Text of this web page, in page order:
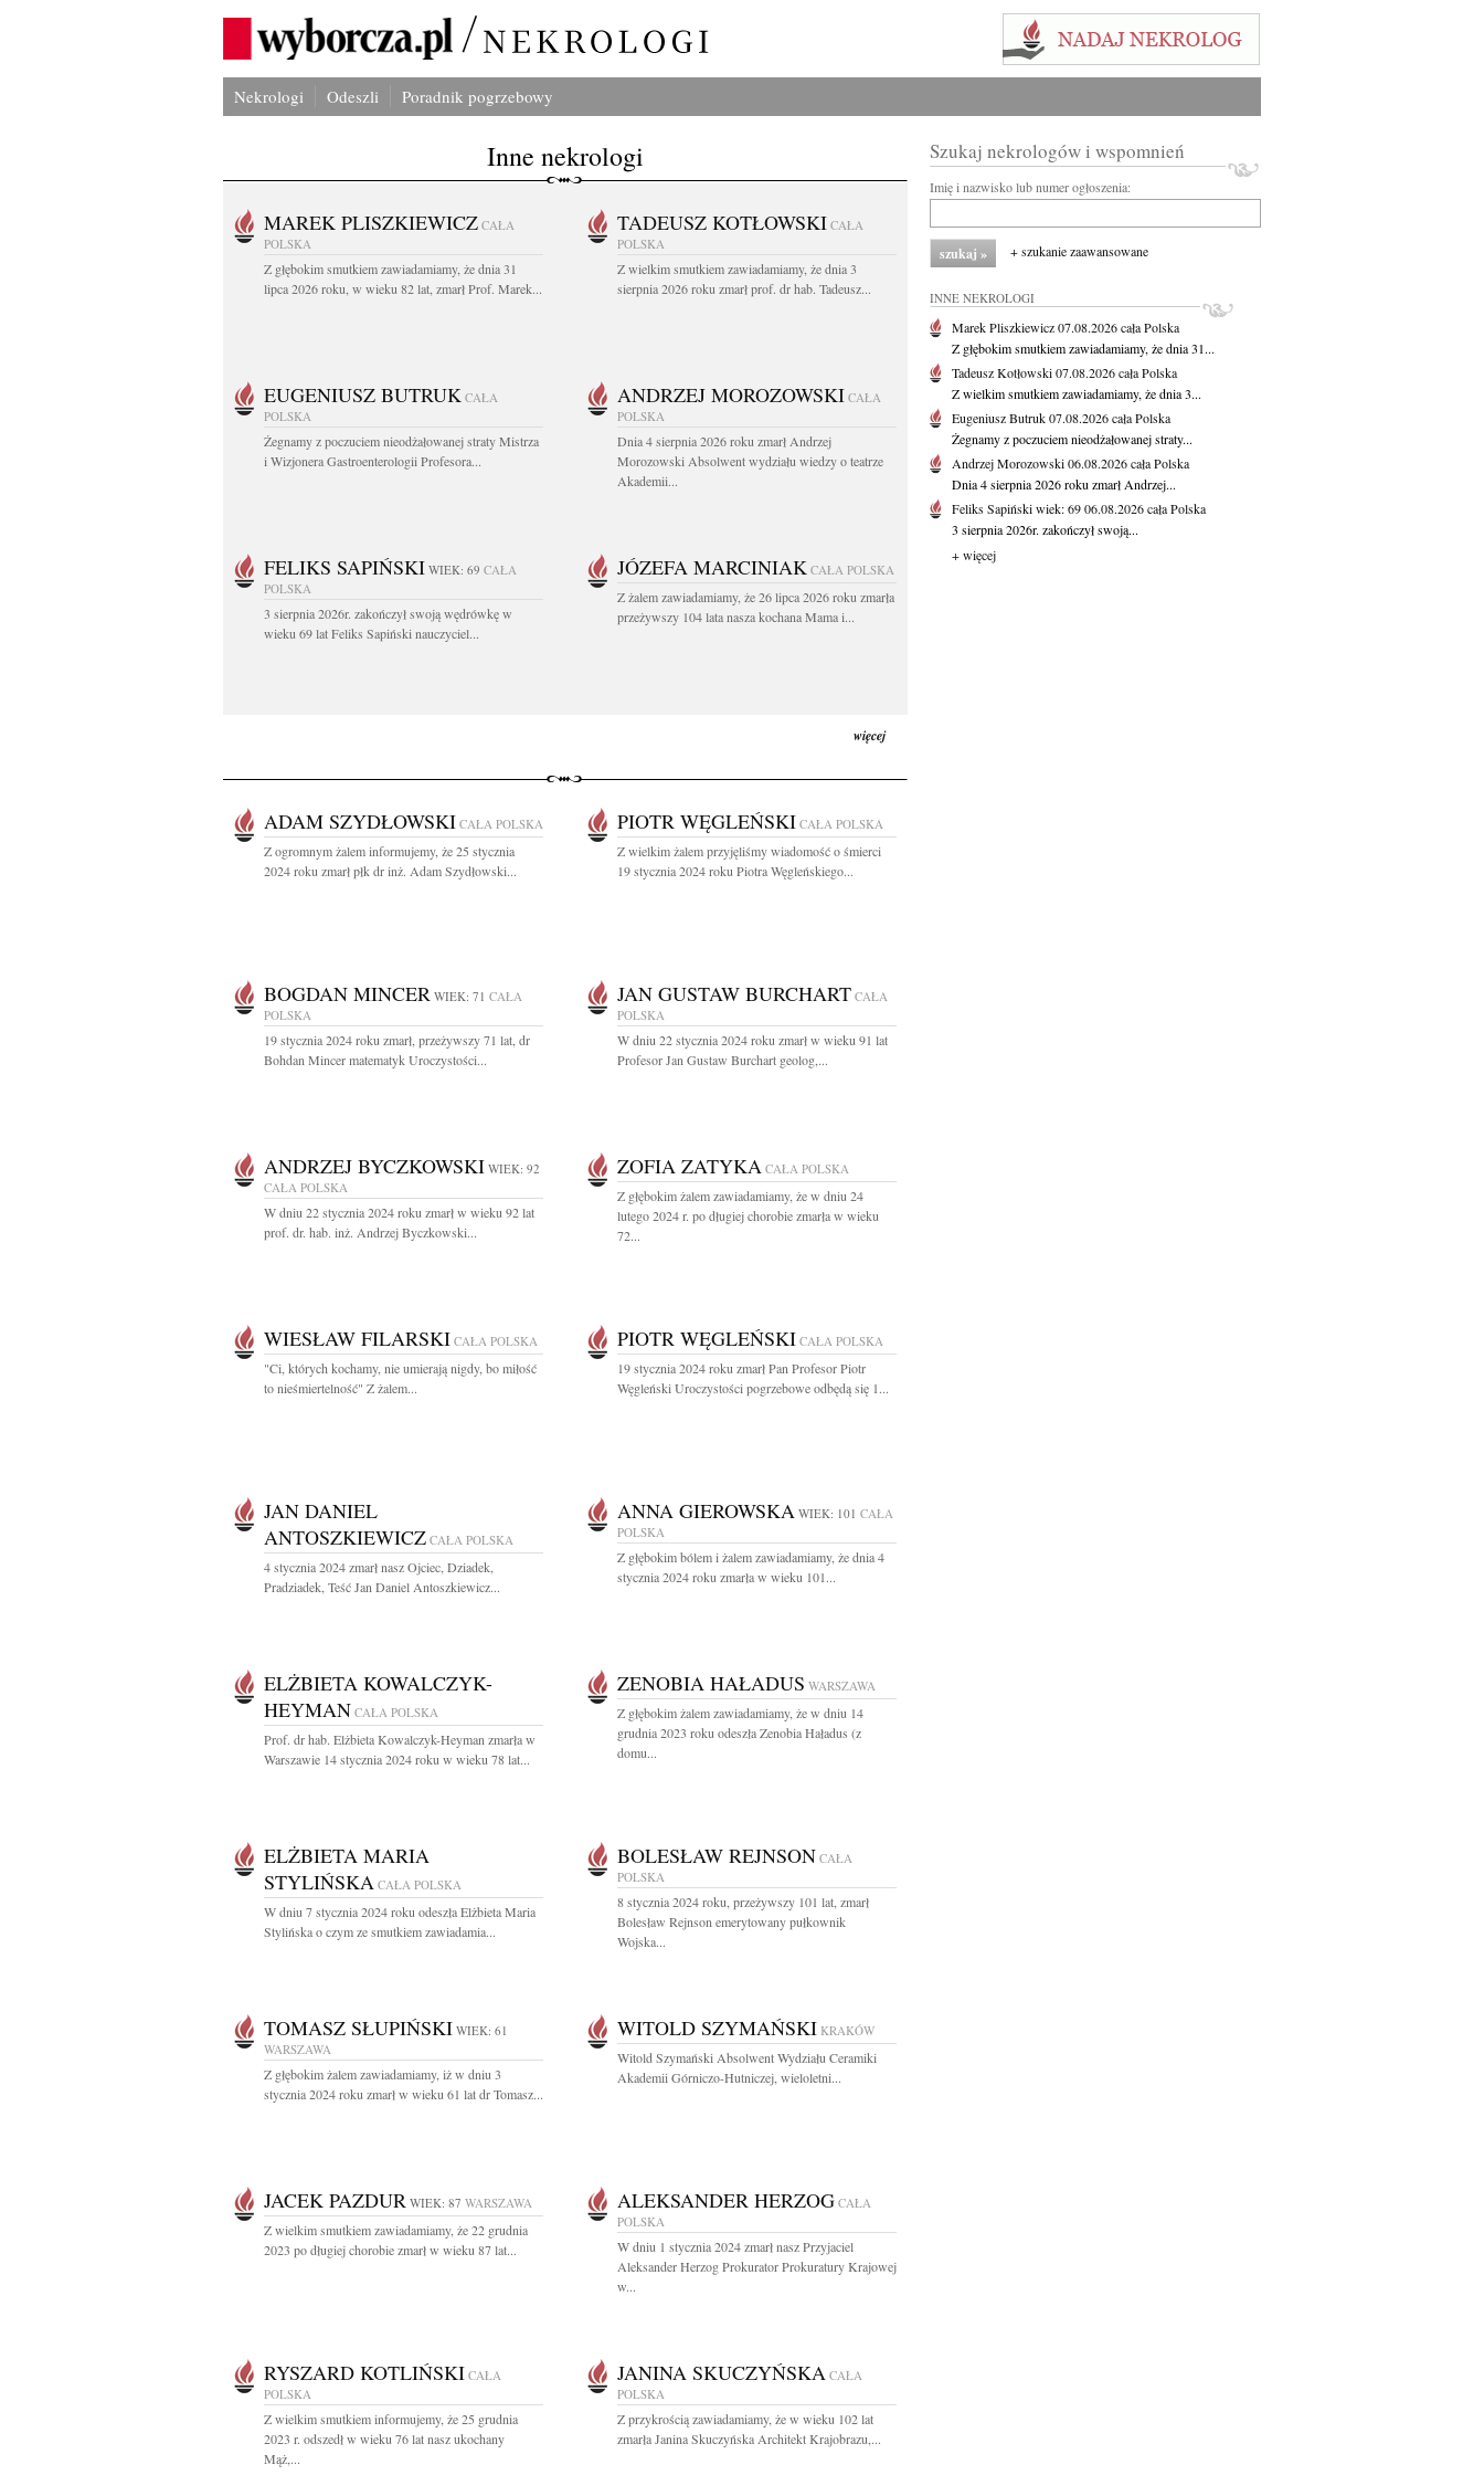
Nekrologi Odeszli Poradnik pogrzebowy
Inne nekrologi
MAREK PLISZKIEWICZ CAŁA
POLSKA
Z głębokim smutkiem zawiadamiamy, że dnia 31
lipca 2026 roku, w wieku 82 lat, zmarł Prof. Marek...
TADEUSZ KOTŁOWSKI CAŁA
POLSKA
Z wielkim smutkiem zawiadamiamy, że dnia 3
sierpnia 2026 roku zmarł prof. dr hab. Tadeusz...
EUGENIUSZ BUTRUK CAŁA
POLSKA
Żegnamy z poczuciem nieodżałowanej straty Mistrza
i Wizjonera Gastroenterologii Profesora...
ANDRZEJ MOROZOWSKI CAŁA
POLSKA
Dnia 4 sierpnia 2026 roku zmarł Andrzej
Morozowski Absolwent wydziału wiedzy o teatrze
Akademii...
FELIKS SAPIŃSKI WIEK: 69 CAŁA
POLSKA
3 sierpnia 2026r. zakończył swoją wędrówkę w
wieku 69 lat Feliks Sapiński nauczyciel...
JÓZEFA MARCINIAK CAŁA POLSKA
Z żalem zawiadamiamy, że 26 lipca 2026 roku zmarła
przeżywszy 104 lata nasza kochana Mama i...
więcej
ADAM SZYDŁOWSKI CAŁA POLSKA
Z ogromnym żalem informujemy, że 25 stycznia
2024 roku zmarł płk dr inż. Adam Szydłowski...
PIOTR WĘGLEŃSKI CAŁA POLSKA
Z wielkim żalem przyjęliśmy wiadomość o śmierci
19 stycznia 2024 roku Piotra Węgleńskiego...
BOGDAN MINCER WIEK: 71 CAŁA
POLSKA
19 stycznia 2024 roku zmarł, przeżywszy 71 lat, dr
Bohdan Mincer matematyk Uroczystości...
JAN GUSTAW BURCHART CAŁA
POLSKA
W dniu 22 stycznia 2024 roku zmarł w wieku 91 lat
Profesor Jan Gustaw Burchart geolog,...
ANDRZEJ BYCZKOWSKI WIEK: 92
CAŁA POLSKA
W dniu 22 stycznia 2024 roku zmarł w wieku 92 lat
prof. dr. hab. inż. Andrzej Byczkowski...
ZOFIA ZATYKA CAŁA POLSKA
Z głębokim żalem zawiadamiamy, że w dniu 24
lutego 2024 r. po długiej chorobie zmarła w wieku
72...
WIESŁAW FILARSKI CAŁA POLSKA
"Ci, których kochamy, nie umierają nigdy, bo miłość
to nieśmiertelność" Z żalem...
PIOTR WĘGLEŃSKI CAŁA POLSKA
19 stycznia 2024 roku zmarł Pan Profesor Piotr
Węgleński Uroczystości pogrzebowe odbędą się 1...
JAN DANIEL
ANTOSZKIEWICZ CAŁA POLSKA
4 stycznia 2024 zmarł nasz Ojciec, Dziadek,
Pradziadek, Teść Jan Daniel Antoszkiewicz...
ANNA GIEROWSKA WIEK: 101 CAŁA
POLSKA
Z głębokim bólem i żalem zawiadamiamy, że dnia 4
stycznia 2024 roku zmarła w wieku 101...
ELŻBIETA KOWALCZYK-
HEYMAN CAŁA POLSKA
Prof. dr hab. Elżbieta Kowalczyk-Heyman zmarła w
Warszawie 14 stycznia 2024 roku w wieku 78 lat...
ZENOBIA HAŁADUS WARSZAWA
Z głębokim żalem zawiadamiamy, że w dniu 14
grudnia 2023 roku odeszła Zenobia Haładus (z
domu...
ELŻBIETA MARIA
STYLIŃSKA CAŁA POLSKA
W dniu 7 stycznia 2024 roku odeszła Elżbieta Maria
Stylińska o czym ze smutkiem zawiadamia...
BOLESŁAW REJNSON CAŁA
POLSKA
8 stycznia 2024 roku, przeżywszy 101 lat, zmarł
Bolesław Rejnson emerytowany pułkownik
Wojska...
TOMASZ SŁUPIŃSKI WIEK: 61
WARSZAWA
Z głębokim żalem zawiadamiamy, iż w dniu 3
stycznia 2024 roku zmarł w wieku 61 lat dr Tomasz...
WITOLD SZYMAŃSKI KRAKÓW
Witold Szymański Absolwent Wydziału Ceramiki
Akademii Górniczo-Hutniczej, wieloletni...
JACEK PAZDUR WIEK: 87 WARSZAWA
Z wielkim smutkiem zawiadamiamy, że 22 grudnia
2023 po długiej chorobie zmarł w wieku 87 lat...
ALEKSANDER HERZOG CAŁA
POLSKA
W dniu 1 stycznia 2024 zmarł nasz Przyjaciel
Aleksander Herzog Prokurator Prokuratury Krajowej
w...
RYSZARD KOTLIŃSKI CAŁA
POLSKA
Z wielkim smutkiem informujemy, że 25 grudnia
2023 r. odszedł w wieku 76 lat nasz ukochany
Mąż,...
JANINA SKUCZYŃSKA CAŁA
POLSKA
Z przykrością zawiadamiamy, że w wieku 102 lat
zmarła Janina Skuczyńska Architekt Krajobrazu,...
Szukaj nekrologów i wspomnień
Imię i nazwisko lub numer ogłoszenia:
+ szukanie zaawansowane
INNE NEKROLOGI
Marek Pliszkiewicz07.08.2026cała Polska
Z głębokim smutkiem zawiadamiamy, że dnia 31...
Tadeusz Kotłowski07.08.2026cała Polska
Z wielkim smutkiem zawiadamiamy, że dnia 3...
Eugeniusz Butruk07.08.2026cała Polska
Żegnamy z poczuciem nieodżałowanej straty...
Andrzej Morozowski06.08.2026cała Polska
Dnia 4 sierpnia 2026 roku zmarł Andrzej...
Feliks Sapińskiwiek: 6906.08.2026cała Polska
3 sierpnia 2026r. zakończył swoją...
+ więcej